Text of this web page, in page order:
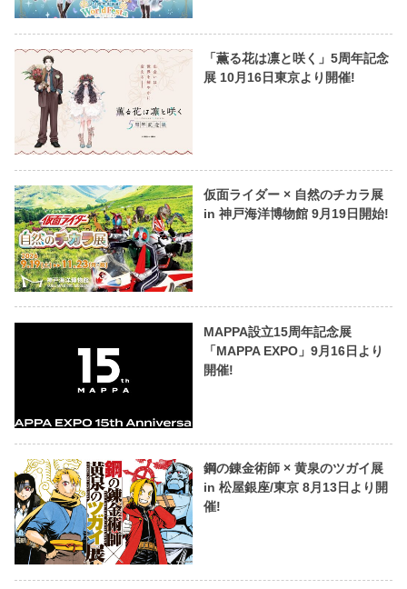
「薫る花は凛と咲く」5周年記念
展 10月16日東京より開催!
仮面ライダー × 自然のチカラ展
in 神戸海洋博物館 9月19日開始!
MAPPA設立15周年記念展
「MAPPA EXPO」9月16日より
開催!
鋼の錬金術師 × 黄泉のツガイ展
in 松屋銀座/東京 8月13日より開
催!